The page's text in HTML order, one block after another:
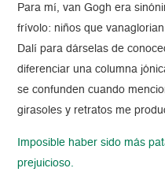
Para mí, van Gogh era
frívolo: niños que
Dalí para dárselas de
diferenciar una columna
se confunden cuando
girasoles y retratos me
Imposible haber sido más
prejuicioso.